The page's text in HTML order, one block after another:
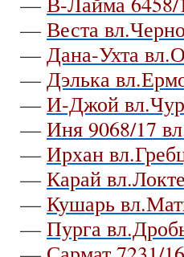
— Веста
— Дана-Ухта
— Дэлька
— И-Джой
— Иня 9068/17
— Ирхан
— Карай
— Кушарь
— Пурга